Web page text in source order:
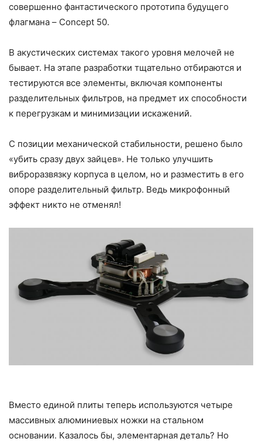
совершенно фантастического прототипа будущего
флагмана – Concept 50.
В акустических системах такого уровня мелочей не
бывает. На этапе разработки тщательно отбираются и
тестируются все элементы, включая компоненты
разделительных фильтров, на предмет их способности
к перегрузкам и минимизации искажений.
С позиции механической стабильности, решено было
«убить сразу двух зайцев». Не только улучшить
виброразвязку корпуса в целом, но и разместить в его
опоре разделительный фильтр. Ведь микрофонный
эффект никто не отменял!
Вместо единой плиты теперь используются четыре
массивных алюминиевых ножки на стальном
основании. Казалось бы, элементарная деталь? Но